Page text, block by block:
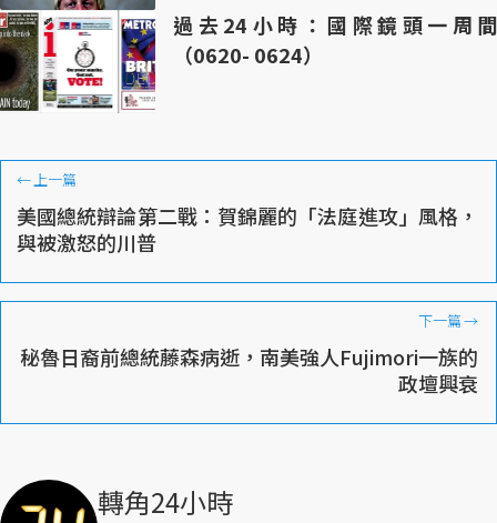
過去24小時：國際鏡頭一周間
（0620- 0624）
←上一篇
美國總統辯論第二戰：賀錦麗的「法庭進攻」風格，
與被激怒的川普
下一篇→
秘魯日裔前總統藤森病逝，南美強人Fujimori一族的
政壇興衰
轉角24小時